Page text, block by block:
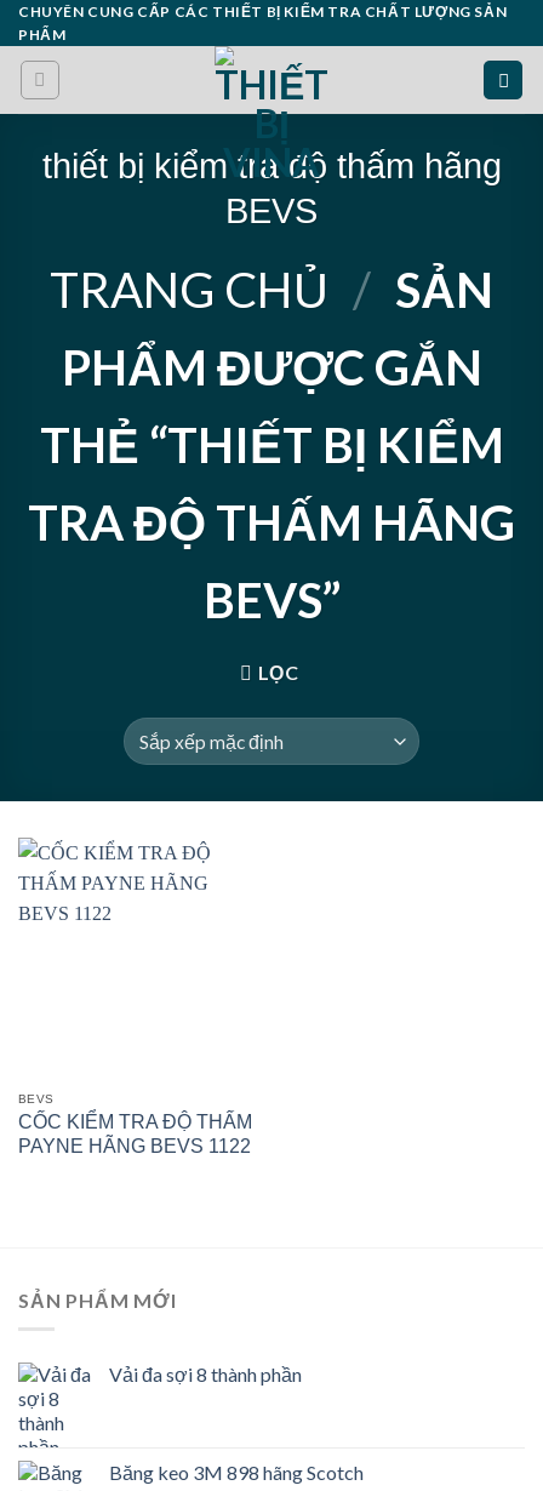
Skip
to
content
CHUYÊN CUNG CẤP CÁC THIẾT BỊ KIỂM TRA CHẤT LƯỢNG SẢN
PHẨM
thiết bị kiểm tra độ thấm hãng
BEVS
TRANG CHỦ / SẢN
PHẨM ĐƯỢC GẮN
THẺ “THIẾT BỊ KIỂM
TRA ĐỘ THẤM HÃNG
BEVS”
LỌC
BEVS
CỐC KIỂM TRA ĐỘ THẤM
PAYNE HÃNG BEVS 1122
SẢN PHẨM MỚI
Vải đa sợi 8 thành phần
Băng keo 3M 898 hãng Scotch